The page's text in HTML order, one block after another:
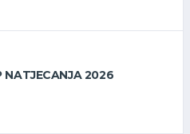
NATJECANJA 2026